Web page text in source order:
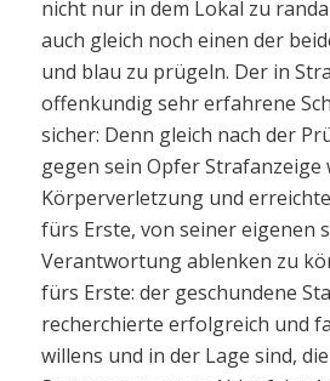
nicht nur in dem Lokal zu
auch gleich noch einen der
und blau zu prügeln. Der in
offenkundig sehr erfahrene
sicher: Denn gleich nach der
gegen sein Opfer Strafanzeige
Körperverletzung und
fürs Erste, von seiner eigenen
Verantwortung ablenken zu
fürs Erste: der geschundene
recherchierte erfolgreich und
willens und in der Lage sind,